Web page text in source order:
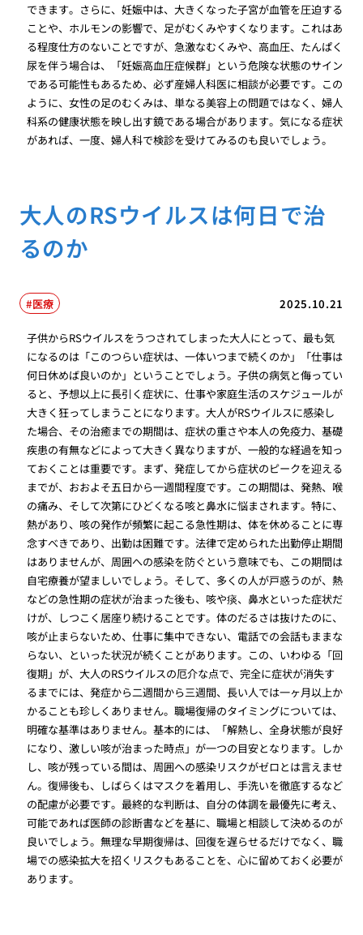
できます。さらに、妊娠中は、大きくなった子宮が血管を圧迫する
ことや、ホルモンの影響で、足がむくみやすくなります。これはあ
る程度仕方のないことですが、急激なむくみや、高血圧、たんぱく
尿を伴う場合は、「妊娠高血圧症候群」という危険な状態のサイン
である可能性もあるため、必ず産婦人科医に相談が必要です。この
ように、女性の足のむくみは、単なる美容上の問題ではなく、婦人
科系の健康状態を映し出す鏡である場合があります。気になる症状
があれば、一度、婦人科で検診を受けてみるのも良いでしょう。
大人のRSウイルスは何日で治
るのか
2025.10.21
医療
子供からRSウイルスをうつされてしまった大人にとって、最も気
になるのは「このつらい症状は、一体いつまで続くのか」「仕事は
何日休めば良いのか」ということでしょう。子供の病気と侮ってい
ると、予想以上に長引く症状に、仕事や家庭生活のスケジュールが
大きく狂ってしまうことになります。大人がRSウイルスに感染し
た場合、その治癒までの期間は、症状の重さや本人の免疫力、基礎
疾患の有無などによって大きく異なりますが、一般的な経過を知っ
ておくことは重要です。まず、発症してから症状のピークを迎える
までが、おおよそ五日から一週間程度です。この期間は、発熱、喉
の痛み、そして次第にひどくなる咳と鼻水に悩まされます。特に、
熱があり、咳の発作が頻繁に起こる急性期は、体を休めることに専
念すべきであり、出勤は困難です。法律で定められた出勤停止期間
はありませんが、周囲への感染を防ぐという意味でも、この期間は
自宅療養が望ましいでしょう。そして、多くの人が戸惑うのが、熱
などの急性期の症状が治まった後も、咳や痰、鼻水といった症状だ
けが、しつこく居座り続けることです。体のだるさは抜けたのに、
咳が止まらないため、仕事に集中できない、電話での会話もままな
らない、といった状況が続くことがあります。この、いわゆる「回
復期」が、大人のRSウイルスの厄介な点で、完全に症状が消失す
るまでには、発症から二週間から三週間、長い人では一ヶ月以上か
かることも珍しくありません。職場復帰のタイミングについては、
明確な基準はありません。基本的には、「解熱し、全身状態が良好
になり、激しい咳が治まった時点」が一つの目安となります。しか
し、咳が残っている間は、周囲への感染リスクがゼロとは言えませ
ん。復帰後も、しばらくはマスクを着用し、手洗いを徹底するなど
の配慮が必要です。最終的な判断は、自分の体調を最優先に考え、
可能であれば医師の診断書などを基に、職場と相談して決めるのが
良いでしょう。無理な早期復帰は、回復を遅らせるだけでなく、職
場での感染拡大を招くリスクもあることを、心に留めておく必要が
あります。